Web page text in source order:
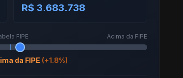
R$ 3.683.738
FIPE Acima da FIPE
da FIPE (+1.8%)